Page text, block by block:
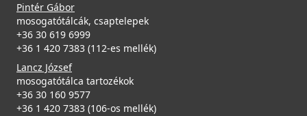
Pintér Gábor
mosogatótálcák, csaptelepek
+36 30 619 6999
+36 1 420 7383 (112-es mellék)
Lancz József
mosogatótálca tartozékok
+36 30 160 9577
+36 1 420 7383 (106-os mellék)